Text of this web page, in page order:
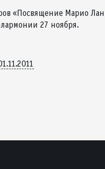
«Посвящение Марио
27 ноября.